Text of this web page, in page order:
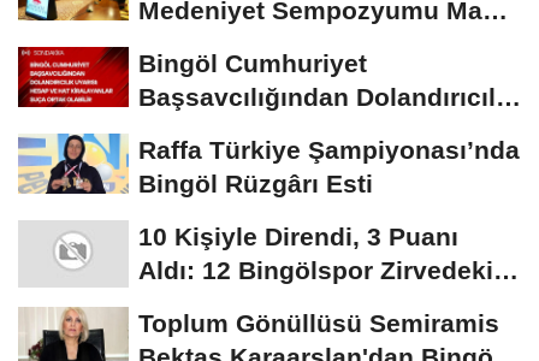
Medeniyet Sempozyumu Mayıs
Bingöl Cumhuriyet
Başsavcılığından Dolandırıcılık
Raffa Türkiye Şampiyonası’nda
Bingöl Rüzgârı Esti
10 Kişiyle Direndi, 3 Puanı
Aldı: 12 Bingölspor Zirvedeki
Toplum Gönüllüsü Semiramis